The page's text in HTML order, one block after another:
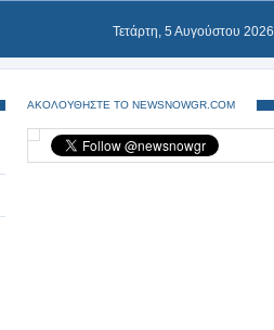
Τετάρτη, 5 Αυγούστου 2026
ΑΚΟΛΟΥΘΗΣΤΕ ΤΟ NEWSNOWGR.COM